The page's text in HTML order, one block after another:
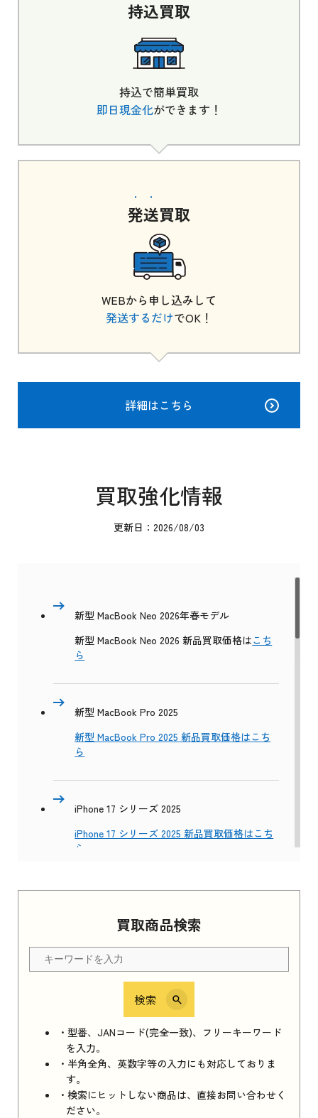
買取商品検索
検索
・型番、JANコード(完全一致)、フリーキーワード
を入力。
・半角全角、英数字等の入力にも対応しておりま
す。
・検索にヒットしない商品は、直接お問い合わせく
ださい。
持込買取
持込で簡単買取
即日現金化ができます！
発送買取
WEBから申し込みして
発送するだけでOK！
詳細はこちら
買取強化情報
更新日：2026/08/03
新型 MacBook Neo 2026年春モデル
新型 MacBook Neo 2026 新品買取価格はこち
ら
新型 MacBook Pro 2025
新型 MacBook Pro 2025 新品買取価格はこち
ら
iPhone 17 シリーズ 2025
iPhone 17 シリーズ 2025 新品買取価格はこち
ら
Apple Watch Series 11 2025 新品買取価格はこ
ちら
iPhone 16e シリーズ 2025
iPhone 16e シリーズ 2025 新品買取価格はこち
ら
iPad 11インチ 2025年春モデル